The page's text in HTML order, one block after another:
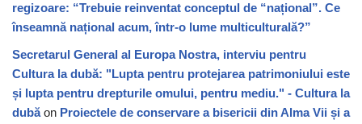
regizoare: “Trebuie reinventat conceptul de “național”. Ce
înseamnă național acum, într-o lume multiculturală?”
Secretarul General al Europa Nostra, interviu pentru
Cultura la dubă: "Lupta pentru protejarea patrimoniului este
și lupta pentru drepturile omului, pentru mediu." - Cultura la
dubăon Proiectele de conservare a bisericii din Alma Vii și a